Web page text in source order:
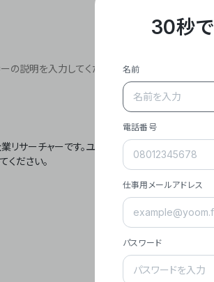
30秒
名前
電話番号
仕事用メールアドレス
パスワード